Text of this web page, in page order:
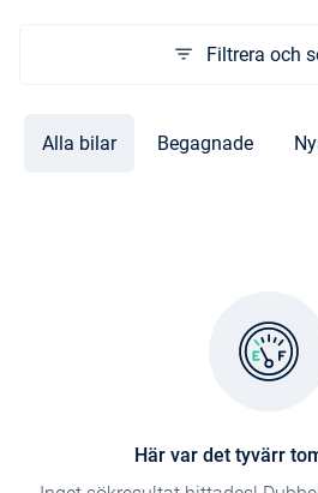
Filtrera och
Alla bilar Begagnade
Här var det tyvärr